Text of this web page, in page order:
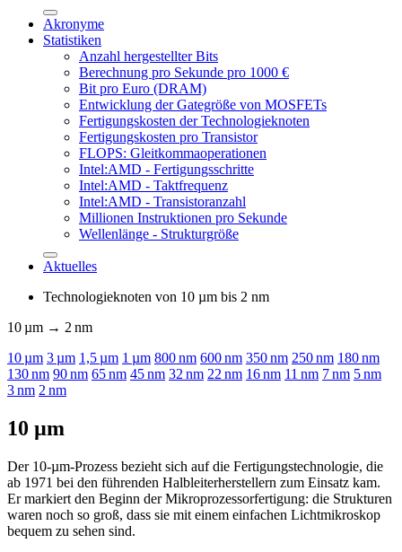
Akronyme
Statistiken
Anzahl hergestellter Bits
Berechnung pro Sekunde pro 1000 €
Bit pro Euro (DRAM)
Entwicklung der Gategröße von MOSFETs
Fertigungskosten der Technologieknoten
Fertigungskosten pro Transistor
FLOPS: Gleitkommaoperationen
Intel:AMD - Fertigungsschritte
Intel:AMD - Taktfrequenz
Intel:AMD - Transistoranzahl
Millionen Instruktionen pro Sekunde
Wellenlänge - Strukturgröße
Aktuelles
Technologieknoten von 10 µm bis 2 nm
10µm → 2 nm
10µm 3µm 1,5µm 1 µm 800 nm 600 nm 350 nm 250 nm 180 nm
130 nm 90 nm 65 nm 45 nm 32 nm 22 nm 16 nm 11 nm 7 nm 5 nm
3 nm 2 nm
10 µm
Der 10-µm-Prozess bezieht sich auf die Fertigungstechnologie, die
ab 1971 bei den führenden Halbleiterherstellern zum Einsatz kam.
Er markiert den Beginn der Mikroprozessorfertigung: die Strukturen
waren noch so groß, dass sie mit einem einfachen Lichtmikroskop
bequem zu sehen sind.